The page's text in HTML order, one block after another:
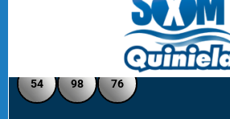
Quiniela SXM -
54 98 76